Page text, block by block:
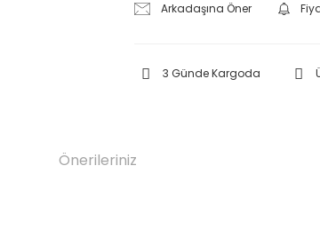
Arkadaşına Öner
3 Günde Kargoda
Önerileriniz